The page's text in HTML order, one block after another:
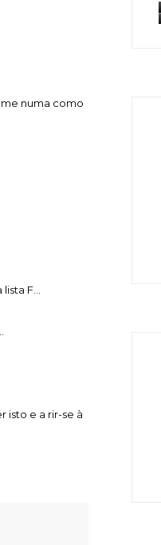
me numa como
F...
isto e a rir-se à